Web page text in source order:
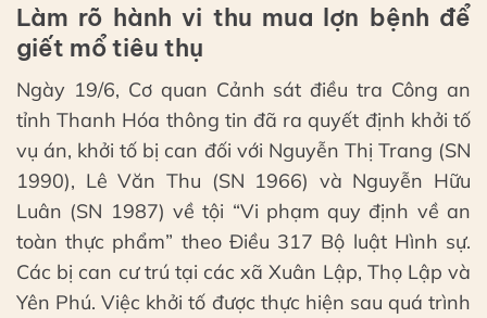
Làm rõ hành vi thu mua lợn bệnh để
giết mổ tiêu thụ
Ngày 19/6, Cơ quan Cảnh sát điều tra Công an
tỉnh Thanh Hóa thông tin đã ra quyết định khởi tố
vụ án, khởi tố bị can đối với Nguyễn Thị Trang (SN
1990), Lê Văn Thu (SN 1966) và Nguyễn Hữu
Luân (SN 1987) về tội “Vi phạm quy định về an
toàn thực phẩm” theo Điều 317 Bộ luật Hình sự.
Các bị can cư trú tại các xã Xuân Lập, Thọ Lập và
Yên Phú. Việc khởi tố được thực hiện sau quá trình